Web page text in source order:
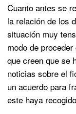
Cuanto antes se
la relación de los
situación muy
modo de
que creen que se
noticias sobre el
un acuerdo para
este haya